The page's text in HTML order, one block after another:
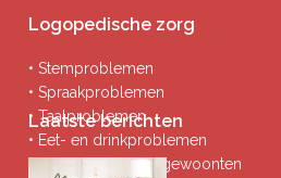
Logopedische zorg
• Stemproblemen
• Spraakproblemen
• Taalproblemen
• Eet- en drinkproblemen
• Afwijkende mondgewoonten
Laatste berichten